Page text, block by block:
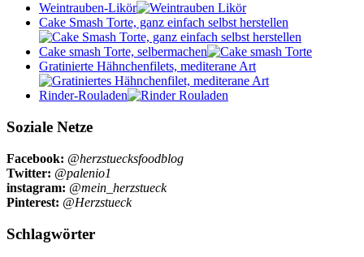
Weintrauben-Likör
Cake Smash Torte, ganz einfach selbst herstellen
Cake smash Torte, selbermachen
Gratinierte Hähnchenfilets, mediterane Art
Rinder-Rouladen
Soziale Netze
Facebook: @herzstuecksfoodblog
Twitter: @palenio1
instagram: @mein_herzstueck
Pinterest: @Herzstueck
Schlagwörter